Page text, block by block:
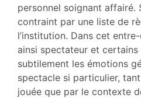
personnel soignant affairé.
contraint par une liste de
l’institution. Dans cet
ainsi spectateur et
subtilement les émotions
spectacle si particulier,
jouée que par le contexte